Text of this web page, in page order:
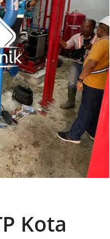
Kota